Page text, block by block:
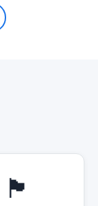
🏴󠁧󠁢󠁥󠁮󠁧󠁿